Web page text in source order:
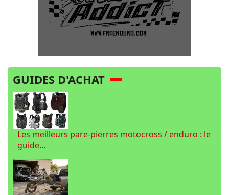
GUIDES D'ACHAT
Les meilleurs pare-pierres motocross / enduro : le
guide...